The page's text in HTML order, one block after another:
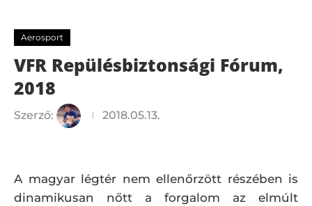
Aerosport
VFR Repülésbiztonsági Fórum,
2018
Szerző: 2018.05.13.
A magyar légtér nem ellenőrzött részében is
dinamikusan nőtt a forgalom az elmúlt